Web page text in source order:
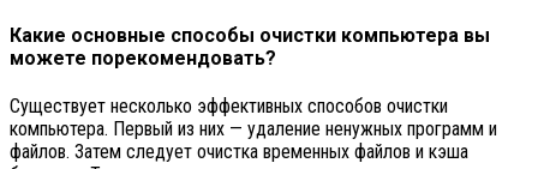
Какие основные способы очистки компьютера вы
можете порекомендовать?
Существует несколько эффективных способов очистки
компьютера. Первый из них — удаление ненужных программ и
файлов. Затем следует очистка временных файлов и кэша